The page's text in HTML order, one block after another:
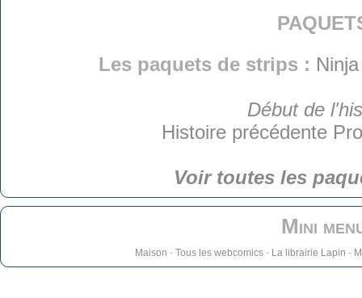
Les paquets de strips :
Début de
Histoire précédente
Voir toutes les
Mini
Maison - Tous les webcomics- La librairie Lapin -